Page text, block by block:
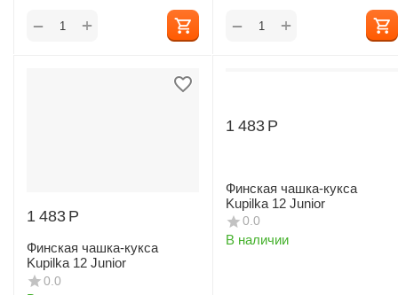
+
− +
−
1 483 Р
Финская чашка-кукса
Kupilka 12 Junior
0.0
1 483 Р
Финская чашка-кукса
Kupilka 12 Junior
0.0
В наличии